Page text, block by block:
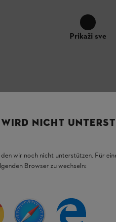
Prikaži sve
domaćim korisnicima i
leđima,
posebno tokom dugog
prenos snage motora tako da
NICHT
wir noch nicht unterstützen. Für
Browser zu wechseln: